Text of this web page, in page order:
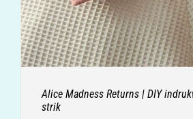
Alice Madness Returns | DIY
strik